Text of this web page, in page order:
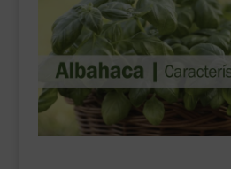
CONTACTAR
___________________________
VEURE EN CATALÀ